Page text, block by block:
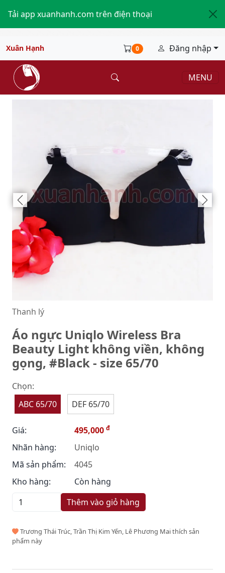
Tải app xuanhanh.com trên điện thoại
Xuân Hạnh 0 Đăng nhập
MENU
Thanh lý
Áo ngực Uniqlo Wireless Bra
Beauty Light không viền, không
gọng, #Black - size 65/70
Chọn:
ABC 65/70
DEF 65/70
Giá: 495,000 đ
Nhãn hàng:
Uniqlo
Mã sản phẩm:
4045
Kho hàng:
Còn hàng
Thêm vào giỏ hàng
Trương Thái Trúc, Trần Thị Kim Yến, Lê Phương Mai thích sản
phẩm này